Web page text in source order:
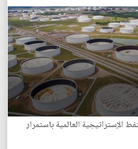
الإستراتيجية العالمية باستمرار